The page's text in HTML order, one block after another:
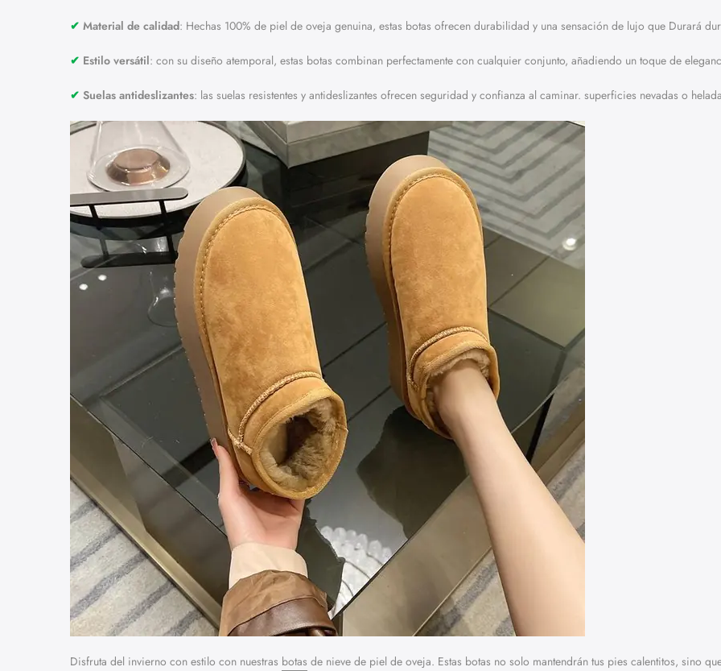
✔︎ Material de calidad: Hechas 100% de piel de oveja genuina, estas botas ofrecen durabilidad y una sensación de lujo que Durará
✔︎ Estilo versátil: con su diseño atemporal, estas botas combinan perfectamente con cualquier conjunto, añadiendo un toque de
✔︎ Suelas antideslizantes: las suelas resistentes y antideslizantes ofrecen seguridad y confianza al caminar. superficies nevadas o
Disfruta del invierno con estilo con nuestras botas de nieve de piel de oveja. Estas botas no solo mantendrán tus pies calentitos, sino